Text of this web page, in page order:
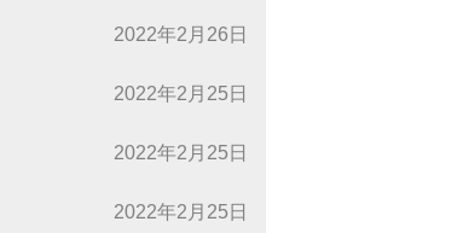
2022年2月26日
2022年2月25日
2022年2月25日
2022年2月25日